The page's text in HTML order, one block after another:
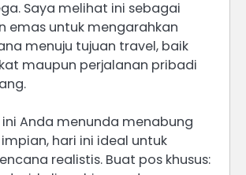
Saya melihat ini sebagai
emas untuk mengarahkan
menuju tujuan travel, baik
maupun perjalanan pribadi
Anda menunda menabung
hari ini ideal untuk
realistis. Buat pos khusus: